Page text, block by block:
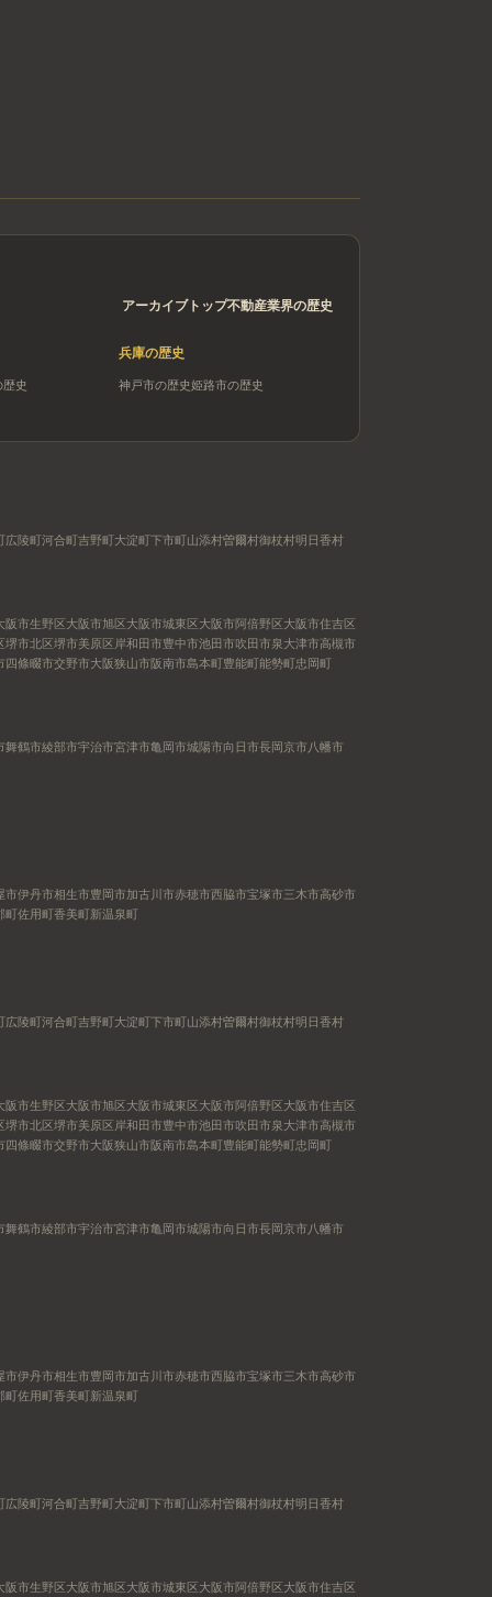
アーカイブトップ不動産業界の歴史
歴史
兵庫の歴史
神戸市の歴史姫路市の歴史
広陵町河合町吉野町大淀町下市町山添村曽爾村御杖村明日香村
阪市生野区大阪市旭区大阪市城東区大阪市阿倍野区大阪市住吉区
堺市北区堺市美原区岸和田市豊中市池田市吹田市泉大津市高槻市
四條畷市交野市大阪狭山市阪南市島本町豊能町能勢町忠岡町
舞鶴市綾部市宇治市宮津市亀岡市城陽市向日市長岡京市八幡市
市伊丹市相生市豊岡市加古川市赤穂市西脇市宝塚市三木市高砂市
町佐用町香美町新温泉町
広陵町河合町吉野町大淀町下市町山添村曽爾村御杖村明日香村
阪市生野区大阪市旭区大阪市城東区大阪市阿倍野区大阪市住吉区
堺市北区堺市美原区岸和田市豊中市池田市吹田市泉大津市高槻市
四條畷市交野市大阪狭山市阪南市島本町豊能町能勢町忠岡町
舞鶴市綾部市宇治市宮津市亀岡市城陽市向日市長岡京市八幡市
市伊丹市相生市豊岡市加古川市赤穂市西脇市宝塚市三木市高砂市
町佐用町香美町新温泉町
広陵町河合町吉野町大淀町下市町山添村曽爾村御杖村明日香村
阪市生野区大阪市旭区大阪市城東区大阪市阿倍野区大阪市住吉区